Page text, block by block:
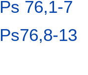
Ps 76,1-7
Ps76,8-13